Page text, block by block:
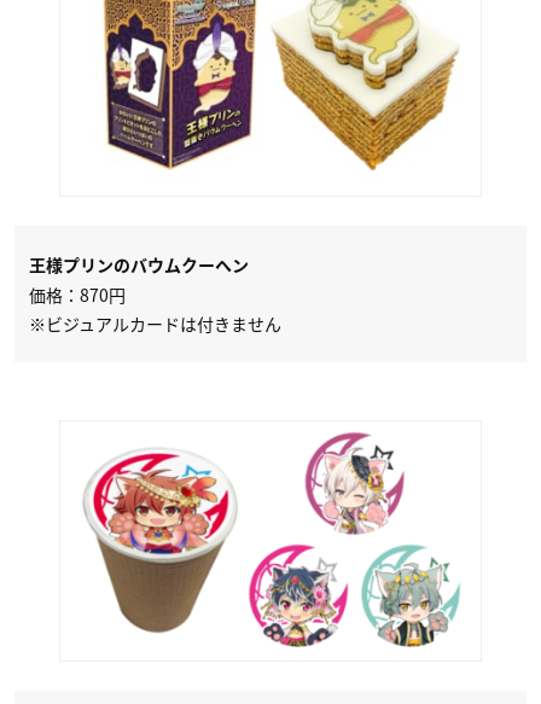
王様プリンのバウムクーヘン
価格：870円
※ビジュアルカードは付きません